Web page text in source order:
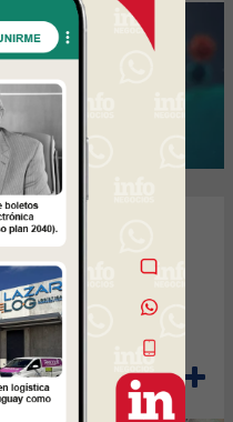
Lun12/04/2021
Resultados de Encuesta
Anterior